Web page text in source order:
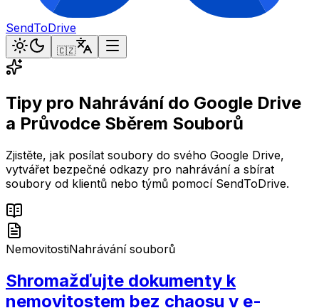
SendToDrive
🇨🇿
Tipy pro Nahrávání do Google Drive
a Průvodce Sběrem Souborů
Zjistěte, jak posílat soubory do svého Google Drive,
vytvářet bezpečné odkazy pro nahrávání a sbírat
soubory od klientů nebo týmů pomocí SendToDrive.
NemovitostiNahrávání souborů
Shromažďujte dokumenty k
nemovitostem bez chaosu v e-